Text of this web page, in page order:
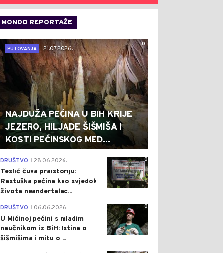
MONDO REPORTAŽE
0
PUTOVANJA
21.07.2026.
NAJDUŽA PEĆINA U BIH KRIJE
JEZERO, HILJADE ŠIŠMIŠA I
KOSTI PEĆINSKOG MED...
0
DRUŠTVO 28.06.2026.
Teslić čuva praistoriju:
Rastuška pećina kao svjedok
života neandertalac...
0
DRUŠTVO 06.06.2026.
U Mićinoj pećini s mladim
naučnikom iz BiH: Istina o
šišmišima i mitu o ...